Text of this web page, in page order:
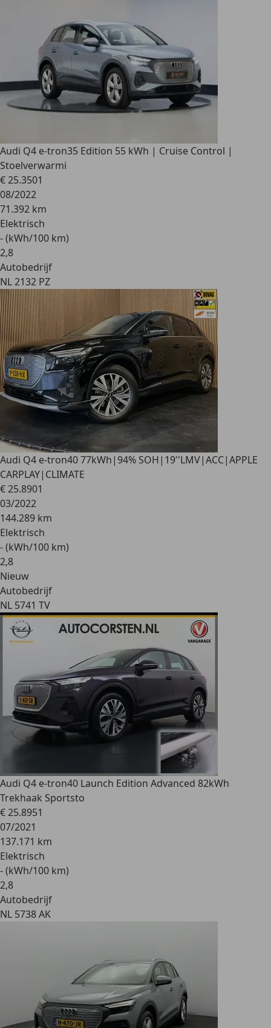
Audi Q4 e-tron35 Edition 55 kWh | Cruise Control |
Stoelverwarmi
€ 25.3501
08/2022
71.392 km
Elektrisch
- (kWh/100 km)
2,8
Autobedrijf
NL 2132 PZ
Audi Q4 e-tron40 77kWh|94% SOH|19''LMV|ACC|APPLE
CARPLAY|CLIMATE
€ 25.8901
03/2022
144.289 km
Elektrisch
- (kWh/100 km)
2,8
Nieuw
Autobedrijf
NL 5741 TV
Audi Q4 e-tron40 Launch Edition Advanced 82kWh
Trekhaak Sportsto
€ 25.8951
07/2021
137.171 km
Elektrisch
- (kWh/100 km)
2,8
Autobedrijf
NL 5738 AK